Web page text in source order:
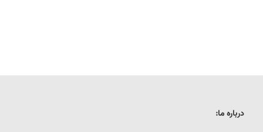
درباره ما: